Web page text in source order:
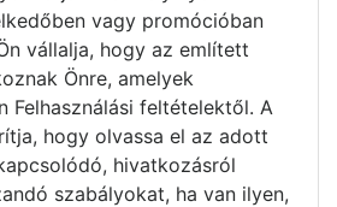
vagy promócióban
vállalja, hogy az említett
Önre, amelyek
Felhasználási feltételektől. A
hogy olvassa el az adott
hivatkozásról
szabályokat, ha van ilyen,